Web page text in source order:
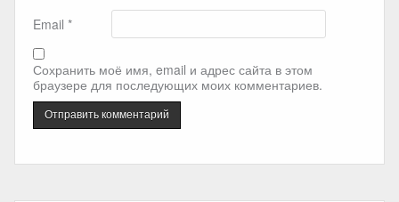
Email *
Сохранить моё имя, email и адрес сайта в этом
браузере для последующих моих комментариев.